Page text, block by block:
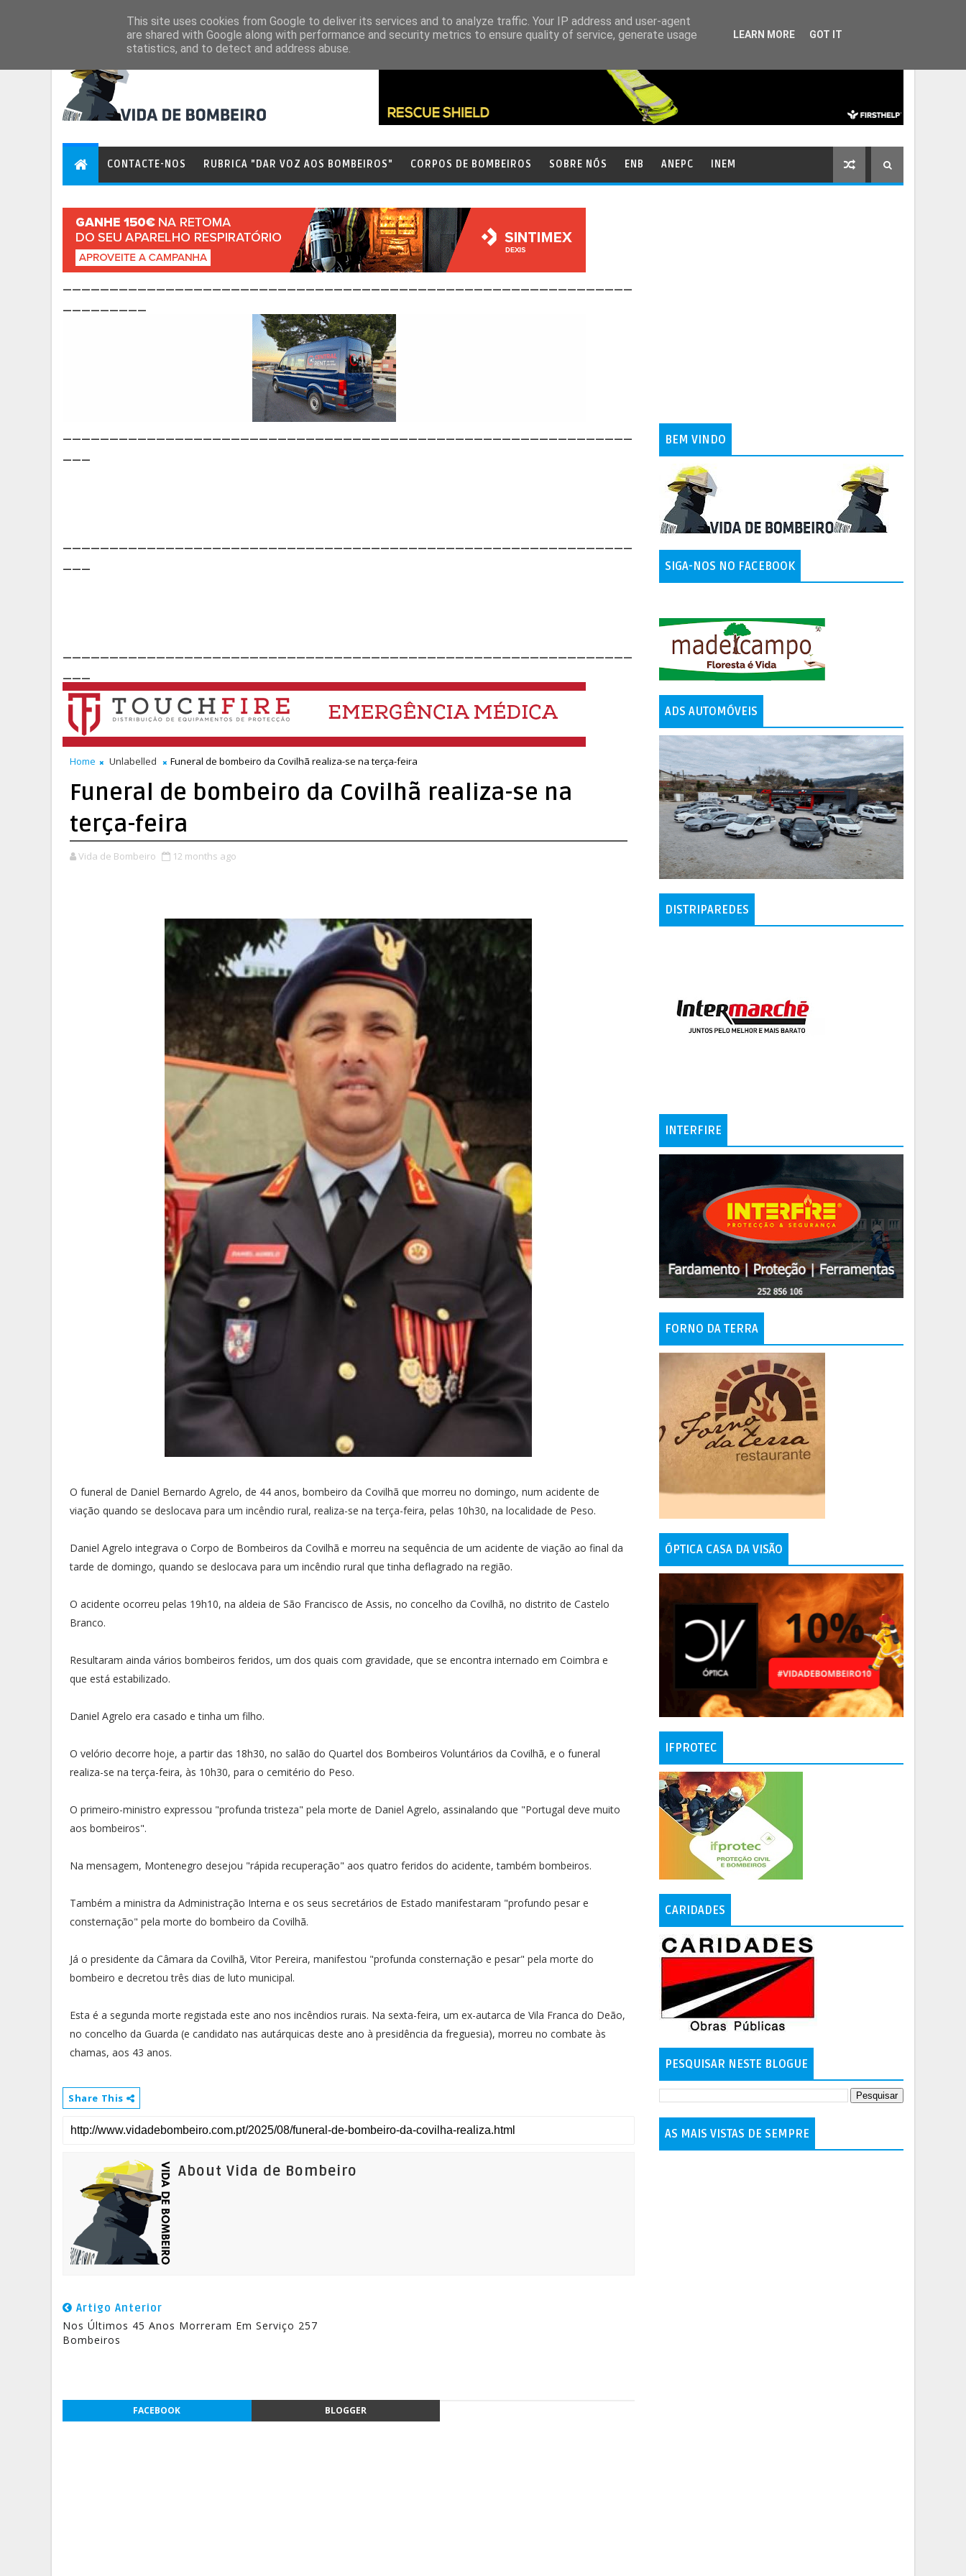
CONTACTE-NOS RUBRICA "DAR VOZ AOS BOMBEIROS" CORPOS DE BOMBEIROS SOBRE NÓS ENB ANEPC INEM
Home Unlabelled Funeral de bombeiro da Covilhã realiza-se na terça-feira
Funeral de bombeiro da Covilhã realiza-se na
terça-feira
Vida de Bombeiro 12 months ago
O funeral de Daniel Bernardo Agrelo, de 44 anos, bombeiro da Covilhã que morreu no domingo, num acidente de
viação quando se deslocava para um incêndio rural, realiza-se na terça-feira, pelas 10h30, na localidade de Peso.
Daniel Agrelo integrava o Corpo de Bombeiros da Covilhã e morreu na sequência de um acidente de viação ao final da
tarde de domingo, quando se deslocava para um incêndio rural que tinha deflagrado na região.
O acidente ocorreu pelas 19h10, na aldeia de São Francisco de Assis, no concelho da Covilhã, no distrito de Castelo
Branco.
Resultaram ainda vários bombeiros feridos, um dos quais com gravidade, que se encontra internado em Coimbra e
que está estabilizado.
Daniel Agrelo era casado e tinha um filho.
O velório decorre hoje, a partir das 18h30, no salão do Quartel dos Bombeiros Voluntários da Covilhã, e o funeral
realiza-se na terça-feira, às 10h30, para o cemitério do Peso.
O primeiro-ministro expressou "profunda tristeza" pela morte de Daniel Agrelo, assinalando que "Portugal deve muito
aos bombeiros".
Na mensagem, Montenegro desejou "rápida recuperação" aos quatro feridos do acidente, também bombeiros.
Também a ministra da Administração Interna e os seus secretários de Estado manifestaram "profundo pesar e
consternação" pela morte do bombeiro da Covilhã.
Já o presidente da Câmara da Covilhã, Vitor Pereira, manifestou "profunda consternação e pesar" pela morte do
bombeiro e decretou três dias de luto municipal.
Esta é a segunda morte registada este ano nos incêndios rurais. Na sexta-feira, um ex-autarca de Vila Franca do Deão,
no concelho da Guarda (e candidato nas autárquicas deste ano à presidência da freguesia), morreu no combate às
chamas, aos 43 anos.
Share This
About Vida de Bombeiro
Artigo Anterior
Nos Últimos 45 Anos Morreram Em Serviço 257
Bombeiros
FACEBOOK BLOGGER
BEM VINDO
SIGA-NOS NO FACEBOOK
ADS AUTOMÓVEIS
DISTRIPAREDES
INTERFIRE
FORNO DA TERRA
ÓPTICA CASA DA VISÃO
IFPROTEC
CARIDADES
PESQUISAR NESTE BLOGUE
AS MAIS VISTAS DE SEMPRE
This site uses cookies from Google to deliver its services and to analyze traffic. Your IP address and user-agent
are shared with Google along with performance and security metrics to ensure quality of service, generate usage
statistics, and to detect and address abuse.
LEARN MORE GOT IT